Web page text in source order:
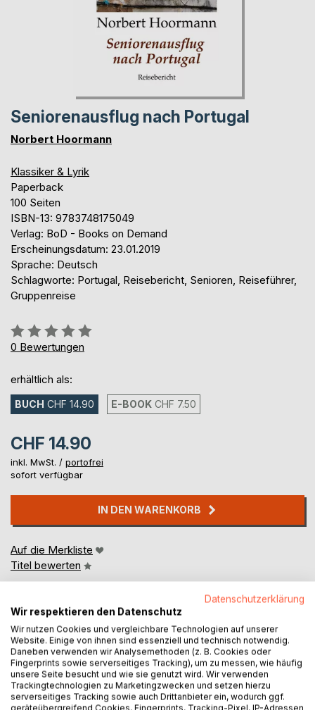
Seniorenausflug nach Portugal
Norbert Hoormann
Klassiker & Lyrik
Paperback
100 Seiten
ISBN-13: 9783748175049
Verlag: BoD - Books on Demand
Erscheinungsdatum: 23.01.2019
Sprache: Deutsch
Schlagworte: Portugal, Reisebericht, Senioren, Reiseführer,
Gruppenreise
Bewertung::
0%
0 Bewertungen
erhältlich als:
BUCH CHF 14.90 E-BOOK CHF 7.50
CHF 14.90
inkl. MwSt. / portofrei
sofort verfügbar
IN DEN WARENKORB
Auf die Merkliste
Titel bewerten
BESCHREIBUNG
Datenschutzerklärung
Wir respektieren den Datenschutz
Wir nutzen Cookies und vergleichbare Technologien auf unserer
Website. Einige von ihnen sind essenziell und technisch notwendig.
Daneben verwenden wir Analysemethoden (z. B. Cookies oder
Fingerprints sowie serverseitiges Tracking), um zu messen, wie häufig
unsere Seite besucht und wie sie genutzt wird. Wir verwenden
Trackingtechnologien zu Marketingzwecken und setzen hierzu
serverseitiges Tracking sowie auch Drittanbieter ein, wodurch ggf.
geräteübergreifend Cookies, Fingerprints, Tracking-Pixel, IP-Adressen